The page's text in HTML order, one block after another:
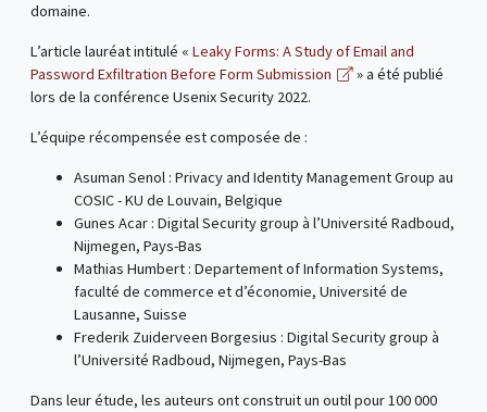
domaine.
L’article lauréat intitulé « Leaky Forms: A Study of Email and
Password Exfiltration Before Form Submission
» a été publié
lors de la conférence Usenix Security 2022.
L’équipe récompensée est composée de :
Asuman Senol : Privacy and Identity Management Group au
COSIC - KU de Louvain, Belgique
Gunes Acar : Digital Security group à l’Université Radboud,
Nijmegen, Pays-Bas
Mathias Humbert : Departement of Information Systems,
faculté de commerce et d’économie, Université de
Lausanne, Suisse
Frederik Zuiderveen Borgesius : Digital Security group à
l’Université Radboud, Nijmegen, Pays-Bas
Dans leur étude, les auteurs ont construit un outil pour 100 000